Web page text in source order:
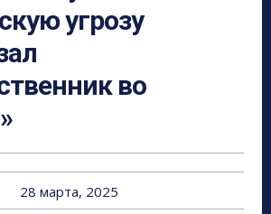
угрозу
во
28 марта, 2025